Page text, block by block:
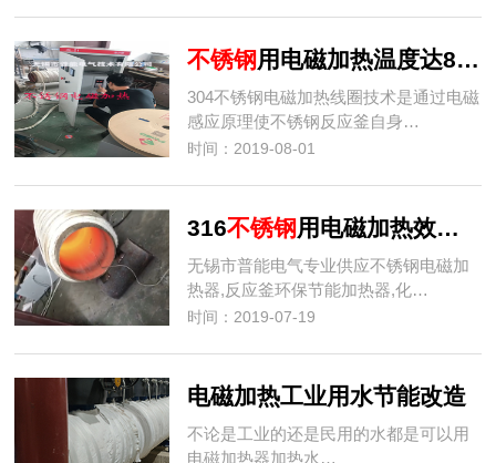
不锈钢 用电磁加热温度达850度
304不锈钢电磁加热线圈技术是通过电磁
感应原理使不锈钢反应釜自身…
时间：2019-08-01
316不锈钢 用电磁加热效果好吗?
无锡市普能电气专业供应不锈钢电磁加
热器,反应釜环保节能加热器,化…
时间：2019-07-19
电磁加热工业用水节能改造
不论是工业的还是民用的水都是可以用
电磁加热器加热水…